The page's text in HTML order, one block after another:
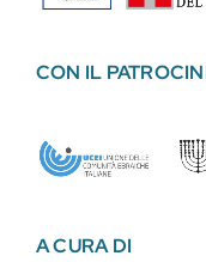
CON IL
A CURA DI